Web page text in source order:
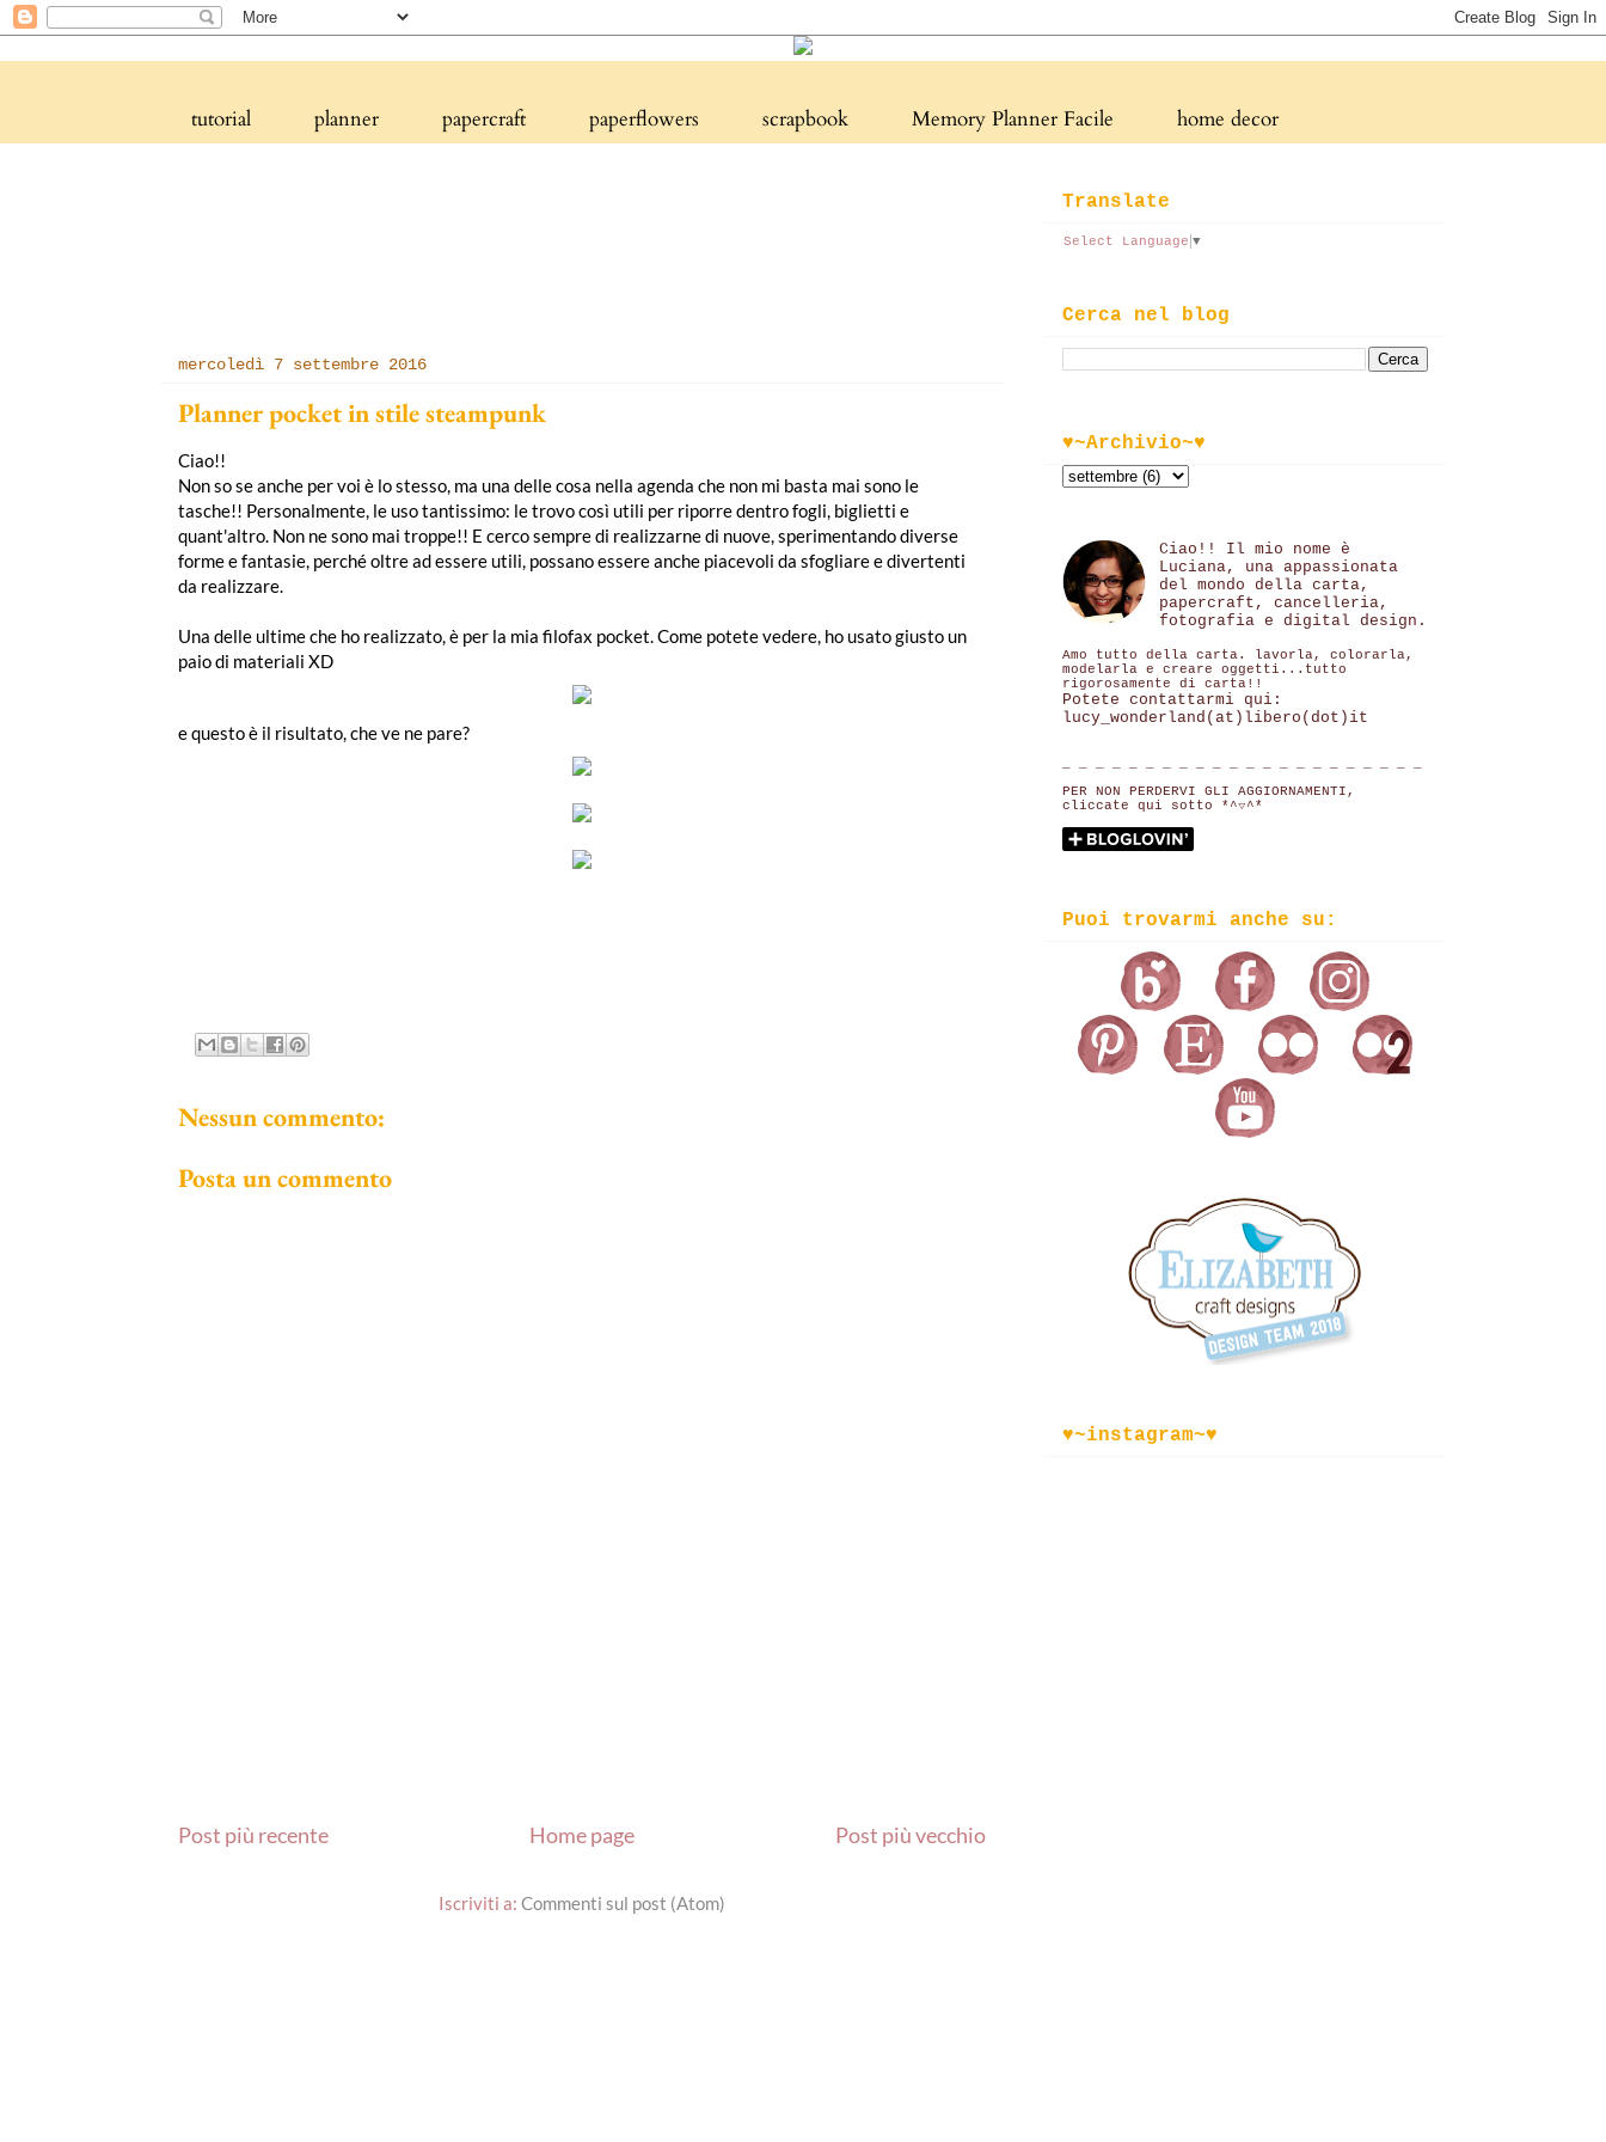
tutorial planner papercraft paperflowers scrapbook Memory Planner Facile home decor
mercoledì 7 settembre 2016
Planner pocket in stile steampunk
Ciao!!
Non so se anche per voi è lo stesso, ma una delle cosa nella agenda che non mi basta mai sono le
tasche!! Personalmente, le uso tantissimo: le trovo così utili per riporre dentro fogli, biglietti e
quant'altro. Non ne sono mai troppe!! E cerco sempre di realizzarne di nuove, sperimentando diverse
forme e fantasie, perché oltre ad essere utili, possano essere anche piacevoli da sfogliare e divertenti
da realizzare.
Una delle ultime che ho realizzato, è per la mia filofax pocket. Come potete vedere, ho usato giusto un
paio di materiali XD
e questo è il risultato, che ve ne pare?
Nessun commento:
Posta un commento
Post più recente Post più vecchio
Home page
Iscriviti a: Commenti sul post (Atom)
Translate
Select Language ▼
Cerca nel blog
♥~Archivio~♥
Ciao!! Il mio nome è
Luciana, una appassionata
del mondo della carta,
papercraft, cancelleria,
fotografia e digital design.
Amo tutto della carta. lavorla, colorarla,
modelarla e creare oggetti...tutto
rigorosamente di carta!!
Potete contattarmi qui:
lucy_wonderland(at)libero(dot)it
PER NON PERDERVI GLI AGGIORNAMENTI,
cliccate qui sotto *^▽^*
Puoi trovarmi anche su:
♥~instagram~♥